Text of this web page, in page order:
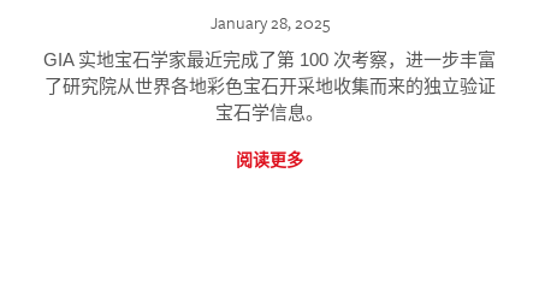
January 28, 2025
GIA 实地宝石学家最近完成了第 100 次考察，进一步丰富
了研究院从世界各地彩色宝石开采地收集而来的独立验证
宝石学信息。
阅读更多